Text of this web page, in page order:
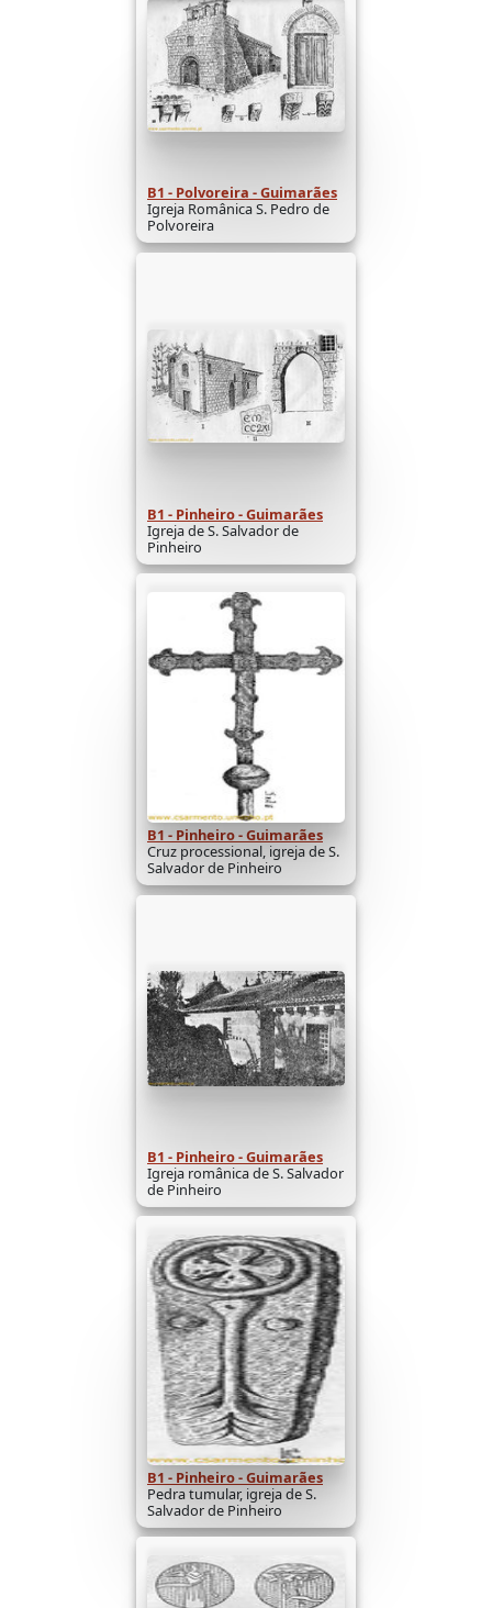
B1 - Polvoreira - Guimarães
Igreja Românica S. Pedro de
Polvoreira
B1 - Pinheiro - Guimarães
Igreja de S. Salvador de
Pinheiro
B1 - Pinheiro - Guimarães
Cruz processional, igreja de S.
Salvador de Pinheiro
B1 - Pinheiro - Guimarães
Igreja românica de S. Salvador
de Pinheiro
B1 - Pinheiro - Guimarães
Pedra tumular, igreja de S.
Salvador de Pinheiro